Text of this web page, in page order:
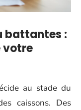
battantes :
votre
au stade du
caissons. Des